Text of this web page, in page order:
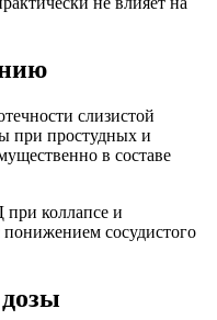
слизистой
при простудных и
в составе
коллапсе и
понижением сосудистого